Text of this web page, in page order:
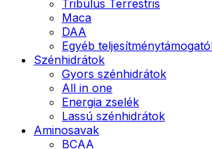
Tribulus Terrestris
Maca
DAA
Egyéb
Szénhidrátok
Gyors szénhidrátok
All in one
Energia zselék
Lassú szénhidrátok
Aminosavak
BCAA